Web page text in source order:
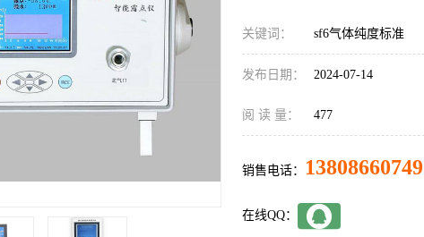
关键词： sf6气体纯度标准
发布日期： 2024-07-14
阅 读 量： 477
销售电话： 13808660749
在线QQ：